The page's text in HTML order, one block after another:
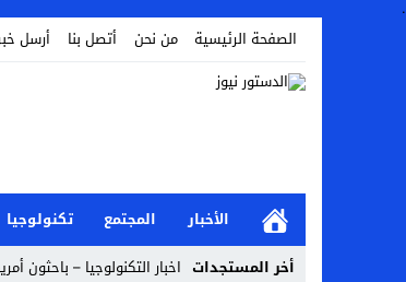
.
الصفحة الرئيسية
من نحن أتصل بنا أرسل
الأخبار المجتمع تكنولوجيا
أخر المستجدات اخبار التكنولوجيا – باحثون